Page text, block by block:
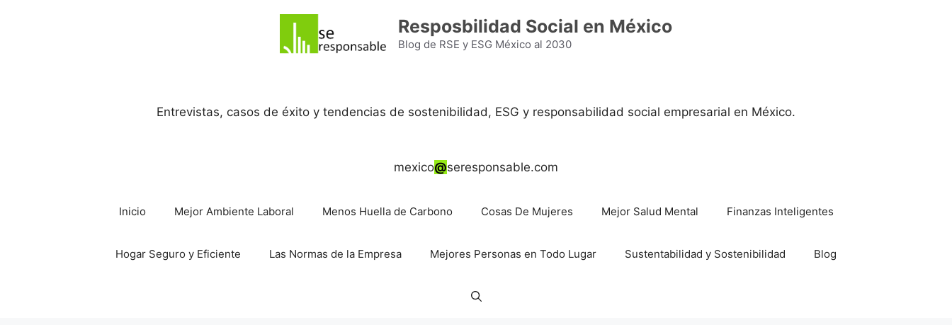
Resposbilidad Social en México
Blog de RSE y ESG México al 2030
Entrevistas, casos de éxito y tendencias de sostenibilidad, ESG y responsabilidad social empresarial en México.
mexico@seresponsable.com
Inicio Mejor Ambiente Laboral Menos Huella de Carbono Cosas De Mujeres Mejor Salud Mental Finanzas Inteligentes
Hogar Seguro y Eficiente Las Normas de la Empresa Mejores Personas en Todo Lugar Sustentabilidad y Sostenibilidad Blog